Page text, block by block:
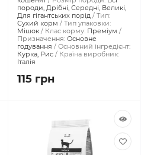
породи, Дрібні, Середні, Великі,
Для гігантських порід
Тип:
Сухий корм
Тип упаковки:
Мішок
Клас корму: Преміум
Призначення: Основне
годування
Основний інгредієнт:
Курка, Рис
Країна виробник:
Італія
115 грн